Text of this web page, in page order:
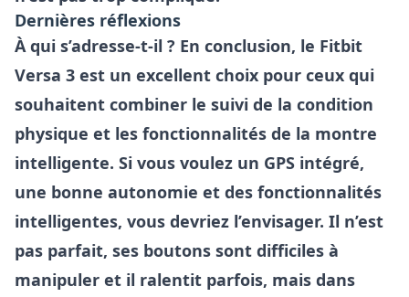
Dernières réflexions
À qui s’adresse-t-il ? En conclusion, le Fitbit
Versa 3 est un excellent choix pour ceux qui
souhaitent combiner le suivi de la condition
physique et les fonctionnalités de la montre
intelligente. Si vous voulez un GPS intégré,
une bonne autonomie et des fonctionnalités
intelligentes, vous devriez l’envisager. Il n’est
pas parfait, ses boutons sont difficiles à
manipuler et il ralentit parfois, mais dans